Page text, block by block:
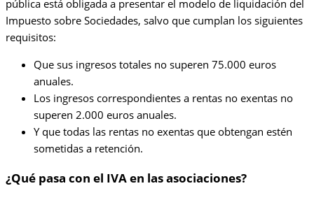
pública está obligada a presentar el modelo de liquidación del
Impuesto sobre Sociedades, salvo que cumplan los siguientes
requisitos:
Que sus ingresos totales no superen 75.000 euros
anuales.
Los ingresos correspondientes a rentas no exentas no
superen 2.000 euros anuales.
Y que todas las rentas no exentas que obtengan estén
sometidas a retención.
¿Qué pasa con el IVA en las asociaciones?